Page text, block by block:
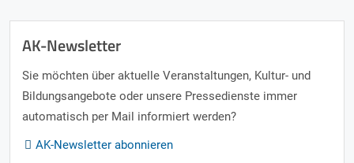
AK-Newsletter
Sie möchten über aktuelle Veranstaltungen, Kultur- und
Bildungsangebote oder unsere Pressedienste immer
automatisch per Mail informiert werden?
AK-Newsletter abonnieren